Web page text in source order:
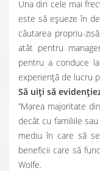
Una din cele mai
este să eșueze în
căutarea propriu-
atât pentru
pentru a conduce
experiență de lucru
Să uiți să
”Marea majoritate
decât cu familiile
mediu în care să
beneficii care să
Wolfe.